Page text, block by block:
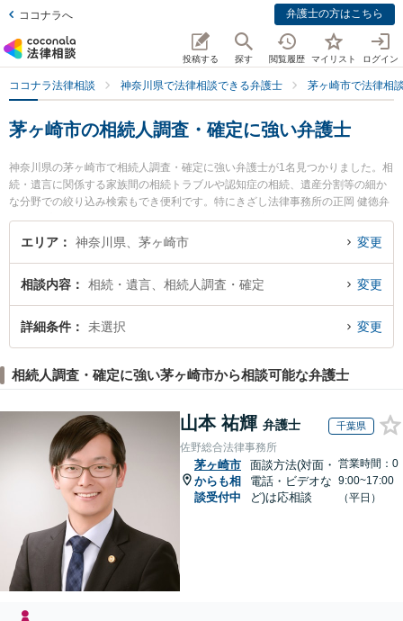
ココナラへ 弁護士の方はこちら
投稿する 探す 閲覧履歴 マイリスト ログイン
ココナラ法律相談 神奈川県で法律相談できる弁護士 茅ヶ崎市で法律相
茅ヶ崎市の相続人調査・確定に強い弁護士
神奈川県の茅ヶ崎市で相続人調査・確定に強い弁護士が1名見つかりました。相
続・遺言に関係する家族間の相続トラブルや認知症の相続、遺産分割等の細か
な分野での絞り込み検索もでき便利です。特にきざし法律事務所の正岡 健徳弁
護士のプロフィール情報や弁護士費用、強みなどが注目されています。『茅ヶ
崎市で土日や夜間に発生した相続人調査・確定のトラブルを今すぐに弁護士に
の弁護士に相談予約したい』などでお困りの相談者さんにおすすめです。
エリア 神奈川県、茅ヶ崎市 変更
相談内容 相続・遺言、相続人調査・確定 変更
詳細条件 未選択 変更
相続人調査・確定に強い茅ヶ崎市から相談可能な弁護士
山本 祐輝 弁護士 千葉県
佐野総合法律事務所
茅ヶ崎市
からも相
談受付中
面談方法(対面・
電話・ビデオな
ど)は応相談
営業時間：0
9:00~17:00
（平日）